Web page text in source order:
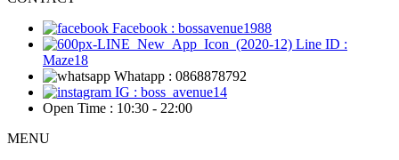
Facebook : bossavenue1988
Line ID :
Maze18
Whatapp : 0868878792
IG : boss_avenue14
Open Time : 10:30 - 22:00
MENU